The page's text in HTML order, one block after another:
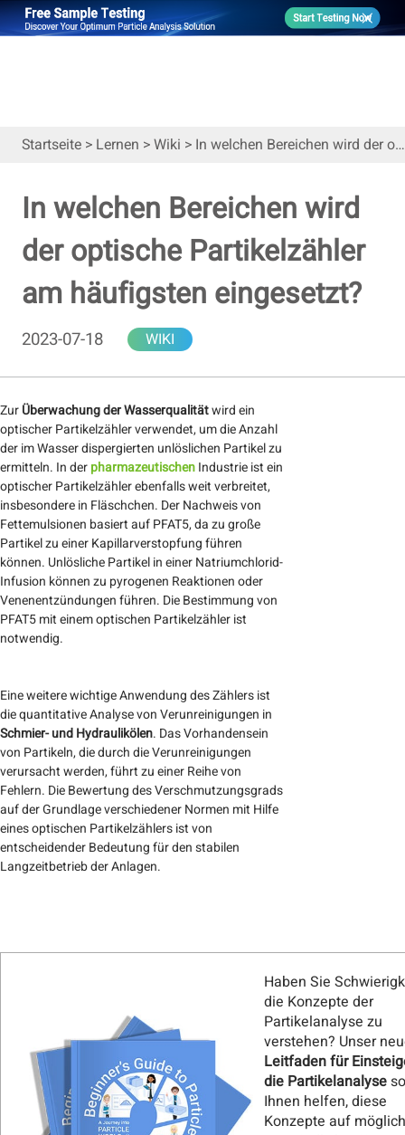
Startseite > Lernen >Wiki > In welchen Bereichen wird der optische Partikelzähler am häufigsten eingesetzt?
In welchen Bereichen wird
der optische Partikelzähler
am häufigsten eingesetzt?
2023-07-18 WIKI
ZurÜberwachung der Wasserqualitätwird ein
optischer Partikelzähler verwendet, um die Anzahl
der im Wasser dispergierten unlöslichen Partikel zu
ermitteln. In derpharmazeutischenIndustrie ist ein
optischer Partikelzähler ebenfalls weit verbreitet,
insbesondere in Fläschchen. Der Nachweis von
Fettemulsionen basiert auf PFAT5, da zu große
Partikel zu einer Kapillarverstopfung führen
können. Unlösliche Partikel in einer Natriumchlorid-
Infusion können zu pyrogenen Reaktionen oder
Venenentzündungen führen. Die Bestimmung von
PFAT5 mit einem optischen Partikelzähler ist
notwendig.
Eine weitere wichtige Anwendung des Zählers ist
die quantitative Analyse von Verunreinigungen in
Schmier- und Hydraulikölen. Das Vorhandensein
von Partikeln, die durch die Verunreinigungen
verursacht werden, führt zu einer Reihe von
Fehlern. Die Bewertung des Verschmutzungsgrads
auf der Grundlage verschiedener Normen mit Hilfe
eines optischen Partikelzählers ist von
entscheidender Bedeutung für den stabilen
Langzeitbetrieb der Anlagen.
Haben Sie
die Konzepte der
Partikelanalyse zu
verstehen? Unser
Leitfaden für
die Partikelanalyse
Ihnen helfen, diese
Konzepte auf